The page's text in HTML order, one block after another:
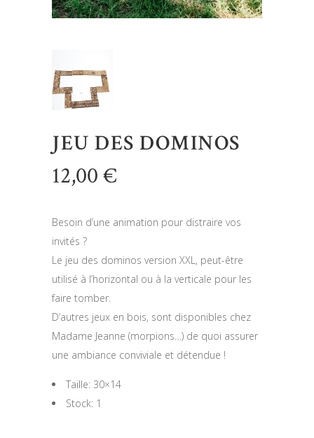
JEU DES DOMINOS
12,00€
Besoin d’une animation pour distraire vos
invités ?
Le jeu des dominos version XXL, peut-être
utilisé à l’horizontal ou à la verticale pour les
faire tomber.
D’autres jeux en bois, sont disponibles chez
Madame Jeanne (morpions…) de quoi assurer
une ambiance conviviale et détendue !
Taille: 30×14
Stock: 1